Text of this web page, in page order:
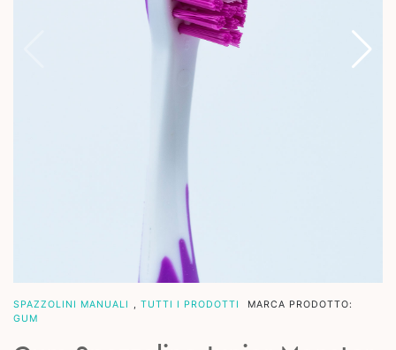
SPAZZOLINI MANUALI TUTTI I PRODOTTI
MARCA PRODOTTO:
GUM